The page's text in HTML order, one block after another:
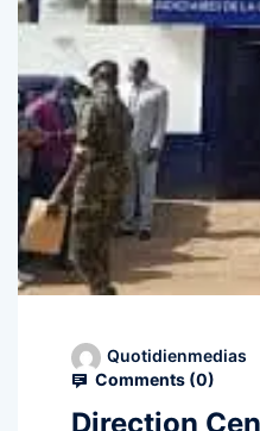
Quotidienmedias
Comments (0)
Direction